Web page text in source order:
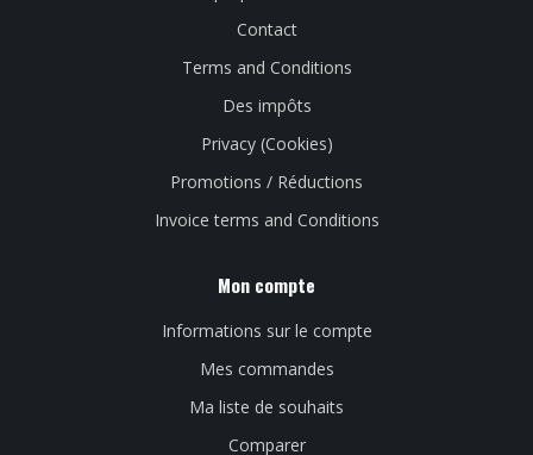
Contact
Terms and Conditions
Des impôts
Privacy (Cookies)
Promotions / Réductions
Invoice terms and Conditions
Mon compte
Informations sur le compte
Mes commandes
Ma liste de souhaits
Comparer